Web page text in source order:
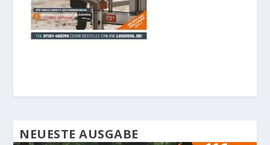
NEUESTE AUSGABE